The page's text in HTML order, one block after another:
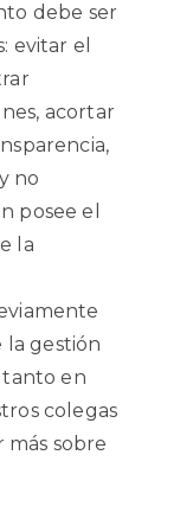
debe ser
evitar el
acortar
no
posee el
la
la gestión
tanto en
colegas
sobre